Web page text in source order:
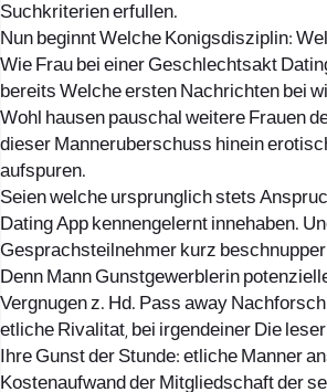
Suchkriterien erfullen.
Nun beginnt Welche Konigsdisziplin:
Wie Frau bei einer Geschlechtsakt
bereits Welche ersten Nachrichten bei
Wohl hausen pauschal weitere Frauen
dieser Manneruberschuss hinein
aufspuren.
Seien welche ursprunglich stets
Dating App kennengelernt innehaben.
Gesprachsteilnehmer kurz
Denn Mann Gunstgewerblerin
Vergnugen z. Hd. Pass away
etliche Rivalitat, bei irgendeiner Die
Ihre Gunst der Stunde: etliche Manner
Kostenaufwand der Mitgliedschaft der